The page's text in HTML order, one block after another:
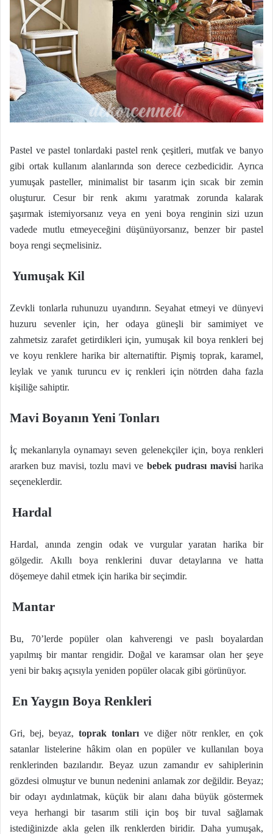
Pastel ve pastel tonlardaki pastel renk çeşitleri, mutfak ve banyo
gibi ortak kullanım alanlarında son derece cezbedicidir. Ayrıca
yumuşak pasteller, minimalist bir tasarım için sıcak bir zemin
oluşturur. Cesur bir renk akımı yaratmak zorunda kalarak
şaşırmak istemiyorsanız veya en yeni boya renginin sizi uzun
vadede mutlu etmeyeceğini düşünüyorsanız, benzer bir pastel
boya rengi seçmelisiniz.
Yumuşak Kil
Zevkli tonlarla ruhunuzu uyandırın. Seyahat etmeyi ve dünyevi
huzuru sevenler için, her odaya güneşli bir samimiyet ve
zahmetsiz zarafet getirdikleri için, yumuşak kil boya renkleri bej
ve koyu renklere harika bir alternatiftir. Pişmiş toprak, karamel,
leylak ve yanık turuncu ev iç renkleri için nötrden daha fazla
kişiliğe sahiptir.
Mavi Boyanın Yeni Tonları
İç mekanlarıyla oynamayı seven gelenekçiler için, boya renkleri
ararken buz mavisi, tozlu mavi ve bebek pudrası mavisiharika
seçeneklerdir.
Hardal
Hardal, anında zengin odak ve vurgular yaratan harika bir
gölgedir. Akıllı boya renklerini duvar detaylarına ve hatta
döşemeye dahil etmek için harika bir seçimdir.
Mantar
Bu, 70’lerde popüler olan kahverengi ve paslı boyalardan
yapılmış bir mantar rengidir. Doğal ve karamsar olan her şeye
yeni bir bakış açısıyla yeniden popüler olacak gibi görünüyor.
En Yaygın Boya Renkleri
Gri, bej, beyaz, toprak tonlarıve diğer nötr renkler, en çok
satanlar listelerine hâkim olan en popüler ve kullanılan boya
renklerinden bazılarıdır. Beyaz uzun zamandır ev sahiplerinin
gözdesi olmuştur ve bunun nedenini anlamak zor değildir. Beyaz;
bir odayı aydınlatmak, küçük bir alanı daha büyük göstermek
veya herhangi bir tasarım stili için boş bir tuval sağlamak
istediğinizde akla gelen ilk renklerden biridir. Daha yumuşak,